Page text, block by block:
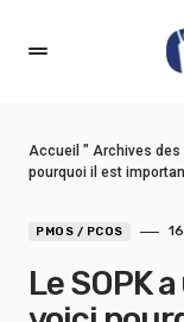
Accueil " Archives des
pourquoi il est
PMOS / PCOS
Le SOPK